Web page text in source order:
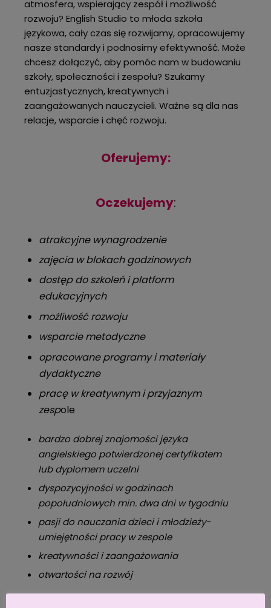
atmosfera, wspierający zespół i możliwość
rozwoju? English Studio to młoda szkoła
językowa, cały czas się rozwijamy, opracowujemy
nasze standardy i podnosimy efektywność. Może
chcesz dołączyć, aby pomóc nam w budowaniu
szkoły, społeczności i zespołu? Szukamy
entuzjastycznych, kreatywnych i
zaangażowanych nauczycieli. Ważne są dla nas
relacje, wsparcie i chęć rozwoju.
Oferujemy:
Oczekujemy:
atrakcyjne wynagrodzenie
zajęcia w blokach godzinowych
dostęp do szkoleń i platform
edukacyjnych
możliwość rozwoju
wsparcie metodyczne
opracowane programy i materiały
dydaktyczne
pracę w kreatywnym i przyjaznym
zespole
bardzo dobrej znajomości języka
angielskiego potwierdzonej certyfikatem
lub dyplomem uczelni
dyspozycyjności w godzinach
popołudniowych min. dwa dni w tygodniu
pasji do nauczania dzieci i młodzieży-
umiejętności pracy w zespole
kreatywności i zaangażowania
otwartości na rozwój